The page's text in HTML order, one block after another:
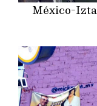
México-